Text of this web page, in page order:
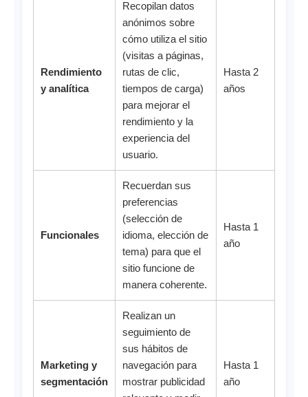
Rendimiento
y analítica
Recopilan datos
anónimos sobre
cómo utiliza el sitio
(visitas a páginas,
rutas de clic,
tiempos de carga)
para mejorar el
rendimiento y la
experiencia del
usuario.
Hasta 2
años
Funcionales
Recuerdan sus
preferencias
(selección de
idioma, elección de
tema) para que el
sitio funcione de
manera coherente.
Hasta 1
año
Marketing y
segmentación
Realizan un
seguimiento de
sus hábitos de
navegación para
mostrar publicidad
Hasta 1
año